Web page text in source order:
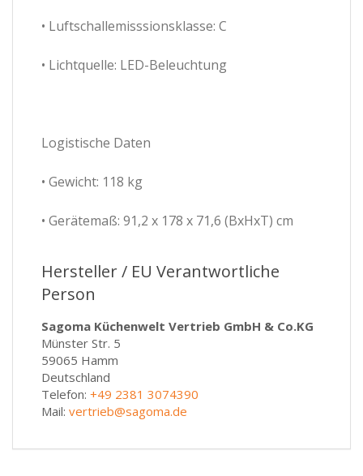
• Luftschallemisssionsklasse: C
• Lichtquelle: LED-Beleuchtung
Logistische Daten
• Gewicht: 118 kg
• Gerätemaß: 91,2 x 178 x 71,6 (BxHxT) cm
Hersteller / EU Verantwortliche
Person
Sagoma Küchenwelt Vertrieb GmbH & Co.KG
Münster Str. 5
59065 Hamm
Deutschland
Telefon: +49 2381 3074390
Mail: vertrieb@sagoma.de